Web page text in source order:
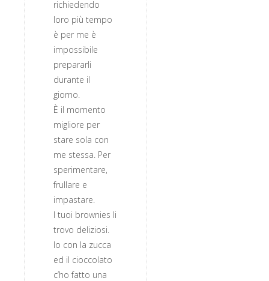
richiedendo
loro più tempo
è per me è
impossibile
prepararli
durante il
giorno.
È il momento
migliore per
stare sola con
me stessa. Per
sperimentare,
frullare e
impastare.
I tuoi brownies li
trovo deliziosi.
Io con la zucca
ed il cioccolato
c’ho fatto una